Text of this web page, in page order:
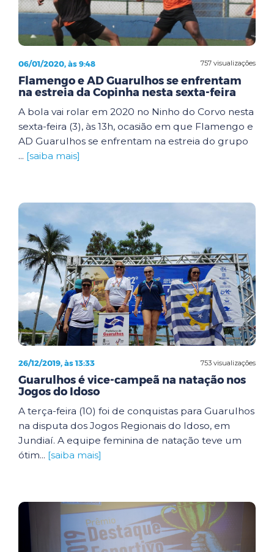
757 visualizações
06/01/2020, às 9:48
Flamengo e AD Guarulhos se enfrentam
na estreia da Copinha nesta sexta-feira
A bola vai rolar em 2020 no Ninho do Corvo nesta
sexta-feira (3), às 13h, ocasião em que Flamengo e
AD Guarulhos se enfrentam na estreia do grupo
... [saiba mais]
753 visualizações
26/12/2019, às 13:33
Guarulhos é vice-campeã na natação nos
Jogos do Idoso
A terça-feira (10) foi de conquistas para Guarulhos
na disputa dos Jogos Regionais do Idoso, em
Jundiaí. A equipe feminina de natação teve um
ótim... [saiba mais]